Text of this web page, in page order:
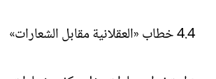
4.4 خطاب «العقلانية مقابل الشعارات»